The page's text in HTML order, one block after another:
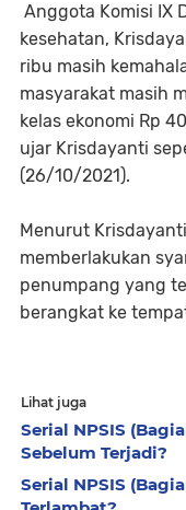
Anggota Komisi IX
kesehatan,
ribu masih
masyarakat masih
kelas ekonomi Rp
ujar Krisdayanti
(26/10/2021).
Menurut
memberlakukan
penumpang yang
berangkat ke
Lihat juga
Serial NPSIS
Sebelum Terjadi?
Serial NPSIS